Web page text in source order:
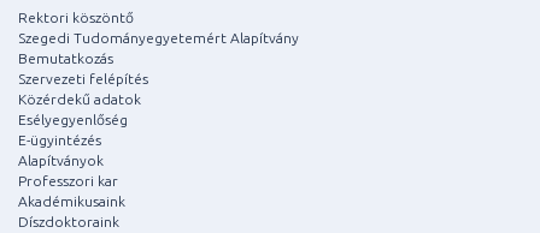
Rektori köszöntő
Szegedi Tudományegyetemért Alapítvány
Bemutatkozás
Szervezeti felépítés
Közérdekű adatok
Esélyegyenlőség
E-ügyintézés
Alapítványok
Professzori kar
Akadémikusaink
Díszdoktoraink